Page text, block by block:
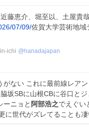
藤恵介、堀至以、土屋貴哉
07/09/佐賀大学芸術地域
ichi @ hanadajapan
がない これに最前線レア
坂SBに山根CBに谷口と
ーニョと 阿部浩之でえぐい
に世代がズレてることも